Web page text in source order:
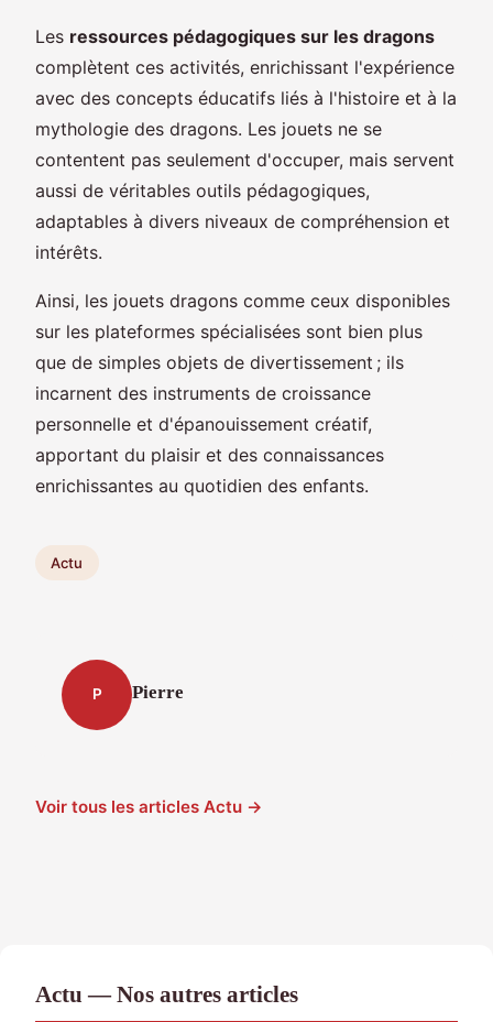
Les ressources pédagogiques sur les dragons
complètent ces activités, enrichissant l'expérience
avec des concepts éducatifs liés à l'histoire et à la
mythologie des dragons. Les jouets ne se
contentent pas seulement d'occuper, mais servent
aussi de véritables outils pédagogiques,
adaptables à divers niveaux de compréhension et
intérêts.
Ainsi, les jouets dragons comme ceux disponibles
sur les plateformes spécialisées sont bien plus
que de simples objets de divertissement ; ils
incarnent des instruments de croissance
personnelle et d'épanouissement créatif,
apportant du plaisir et des connaissances
enrichissantes au quotidien des enfants.
Actu
P Pierre
Voir tous les articles Actu →
Actu — Nos autres articles